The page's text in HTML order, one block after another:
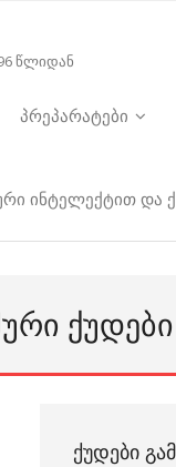
წლიდან
პრეპარატები
ინტელექტით და
ᲥᲣᲓᲔᲑᲘ
ᲥᲣᲓᲔᲑᲘ